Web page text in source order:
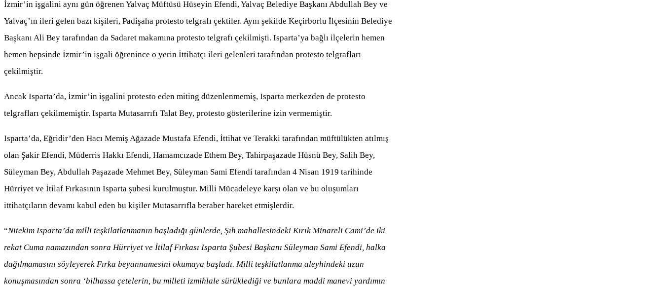
İzmir’in işgalini aynı gün öğrenen Yalvaç Müftüsü Hüseyin Efendi, Yalvaç Belediye Başkanı Abdullah Bey ve
Yalvaç’ın ileri gelen bazı kişileri, Padişaha protesto telgrafı çektiler. Aynı şekilde Keçirborlu İlçesinin Belediye
Başkanı Ali Bey tarafından da Sadaret makamına protesto telgrafı çekilmişti. Isparta’ya bağlı ilçelerin hemen
hemen hepsinde İzmir’in işgali öğrenince o yerin İttihatçı ileri gelenleri tarafından protesto telgrafları
çekilmiştir.
Ancak Isparta’da, İzmir’in işgalini protesto eden miting düzenlenmemiş, Isparta merkezden de protesto
telgrafları çekilmemiştir. Isparta Mutasarrıfı Talat Bey, protesto gösterilerine izin vermemiştir.
Isparta’da, Eğridir’den Hacı Memiş Ağazade Mustafa Efendi, İttihat ve Terakki tarafından müftülükten atılmış
olan Şakir Efendi, Müderris Hakkı Efendi, Hamamcızade Ethem Bey, Tahirpaşazade Hüsnü Bey, Salih Bey,
Süleyman Bey, Abdullah Paşazade Mehmet Bey, Süleyman Sami Efendi tarafından 4 Nisan 1919 tarihinde
Hürriyet ve İtilaf Fırkasının Isparta şubesi kurulmuştur. Milli Mücadeleye karşı olan ve bu oluşumları
ittihatçıların devamı kabul eden bu kişiler Mutasarrıfla beraber hareket etmişlerdir.
“Nitekim Isparta’da milli teşkilatlanmanın başladığı günlerde, Şıh mahallesindeki Kırık Minareli Cami’de iki
rekat Cuma namazından sonra Hürriyet ve İtilaf Fırkası Isparta Şubesi Başkanı Süleyman Sami Efendi, halka
dağılmamasını söyleyerek Fırka beyannamesini okumaya başladı. Milli teşkilatlanma aleyhindeki uzun
konuşmasından sonra ‘bilhassa çetelerin, bu milleti izmihlale sürüklediği ve bunlara maddi manevi yardımın